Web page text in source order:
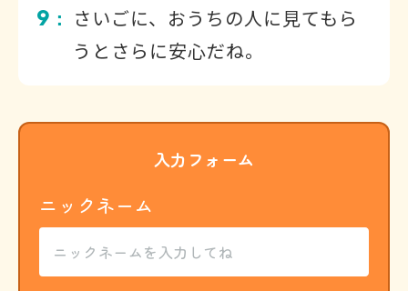
9 ：
さいごに、おうちの人に見てもら
うとさらに安心だね。
入力フォーム
ニックネーム